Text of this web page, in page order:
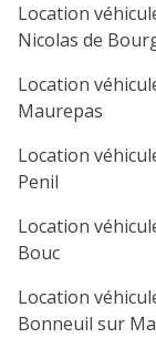
Location
Nicolas de
Location
Maurepas
Location
Penil
Location
Bouc
Location
Bonneuil sur